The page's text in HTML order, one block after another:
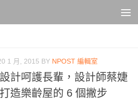
1 月, 2015 BY NPOST 編輯室
計呵護長輩，設計師蔡婕
造樂齡屋的 6 個撇步